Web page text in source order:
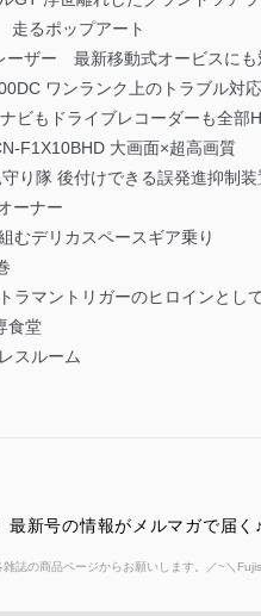
るポップアート
ーザー 最新移動式オービスにも
ワンランク上のトラブル対
ビもドライブレコーダーも全部
F1X10BHD 大画面×超高画質
り隊 後付けできる誤発進抑制装
ーナー
むデリカスペースギア乗り
マントリガーのヒロインとし
食堂
スルーム
新号の情報がメルマガで届
誌の商品ページからお願いします。／~＼